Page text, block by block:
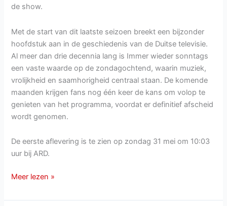
de show.
Met de start van dit laatste seizoen breekt een bijzonder
hoofdstuk aan in de geschiedenis van de Duitse televisie.
Al meer dan drie decennia lang is Immer wieder sonntags
een vaste waarde op de zondagochtend, waarin muziek,
vrolijkheid en saamhorigheid centraal staan. De komende
maanden krijgen fans nog één keer de kans om volop te
genieten van het programma, voordat er definitief afscheid
wordt genomen.
De eerste aflevering is te zien op zondag 31 mei om 10:03
uur bij ARD.
Immer
sonntags
Meer lezen »